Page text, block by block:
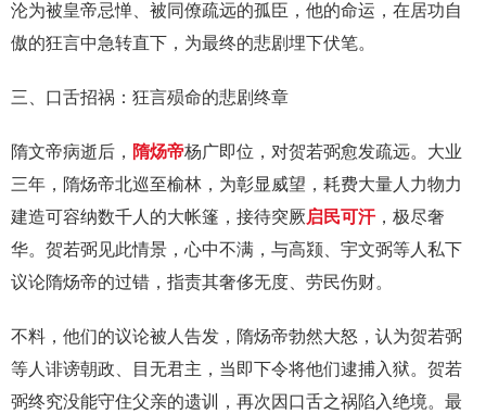
沦为被皇帝忌惮、被同僚疏远的孤臣，他的命运，在居功自
傲的狂言中急转直下，为最终的悲剧埋下伏笔。
三、口舌招祸：狂言殒命的悲剧终章
隋文帝病逝后， 隋炀帝杨广即位，对贺若弼愈发疏远。大业
三年，隋炀帝北巡至榆林，为彰显威望，耗费大量人力物力
建造可容纳数千人的大帐篷，接待突厥启民可汗，极尽奢
华。贺若弼见此情景，心中不满，与高颎、宇文弼等人私下
议论隋炀帝的过错，指责其奢侈无度、劳民伤财。
不料，他们的议论被人告发，隋炀帝勃然大怒，认为贺若弼
等人诽谤朝政、目无君主，当即下令将他们逮捕入狱。贺若
弼终究没能守住父亲的遗训，再次因口舌之祸陷入绝境。最